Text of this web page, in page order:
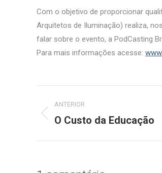
Com o objetivo de proporcionar
Arquitetos de Iluminação) realiza, nos
falar sobre o evento, a PodCasting
Para mais informações acesse:
de
post:
ANTERIOR
Post
O Custo da Educação